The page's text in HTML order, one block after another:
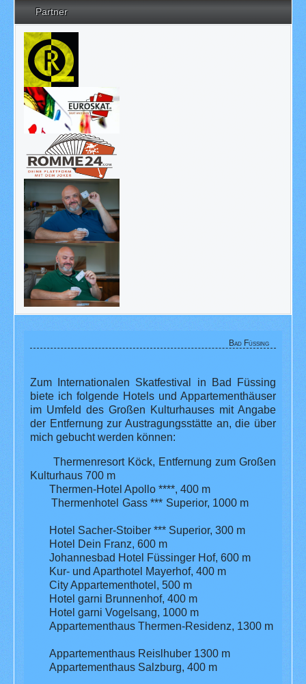
Partner
Bad Füssing
Zum Internationalen Skatfestival in Bad Füssing
biete ich folgende Hotels und Appartementhäuser
im Umfeld des Großen Kulturhauses mit Angabe
der Entfernung zur Austragungsstätte an, die über
mich gebucht werden können:
Thermenresort Köck, Entfernung zum Großen
Kulturhaus 700 m
Thermen-Hotel Apollo ****, 400 m
Thermenhotel Gass *** Superior, 1000 m
Hotel Sacher-Stoiber *** Superior, 300 m
Hotel Dein Franz, 600 m
Johannesbad Hotel Füssinger Hof, 600 m
Kur- und Aparthotel Mayerhof, 400 m
City Appartementhotel, 500 m
Hotel garni Brunnenhof, 400 m
Hotel garni Vogelsang, 1000 m
Appartementhaus Thermen-Residenz, 1300 m
Appartementhaus Reislhuber 1300 m
Appartementhaus Salzburg, 400 m